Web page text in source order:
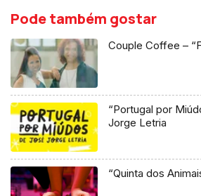
Pode também gostar
Couple Coffee –
“Portugal por
Jorge Letria
“Quinta dos